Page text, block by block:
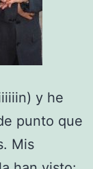
y he
punto que
Mis